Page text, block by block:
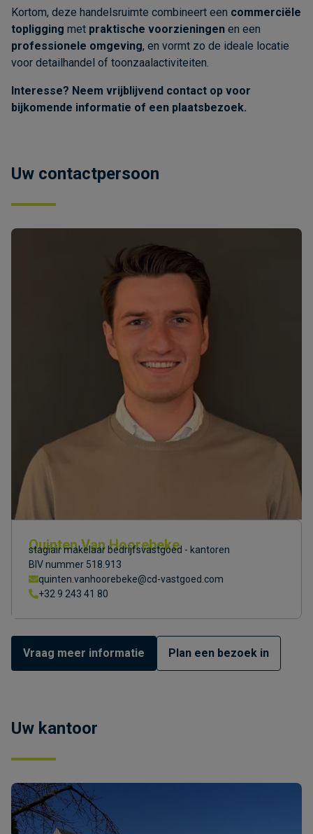
Kortom, deze handelsruimte combineert een commerciële
topligging met praktische voorzieningen en een
professionele omgeving, en vormt zo de ideale locatie
voor detailhandel of toonzaalactiviteiten.
Interesse? Neem vrijblijvend contact op voor
bijkomende informatie of een plaatsbezoek.
Uw contactpersoon
Quinten Van Hoorebeke
stagiair makelaar bedrijfsvastgoed - kantoren
BIV nummer 518.913
quinten.vanhoorebeke@cd-vastgoed.com
+32 9 243 41 80
Vraag meer informatie Plan een bezoek in
Uw kantoor